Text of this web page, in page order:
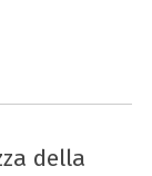
della